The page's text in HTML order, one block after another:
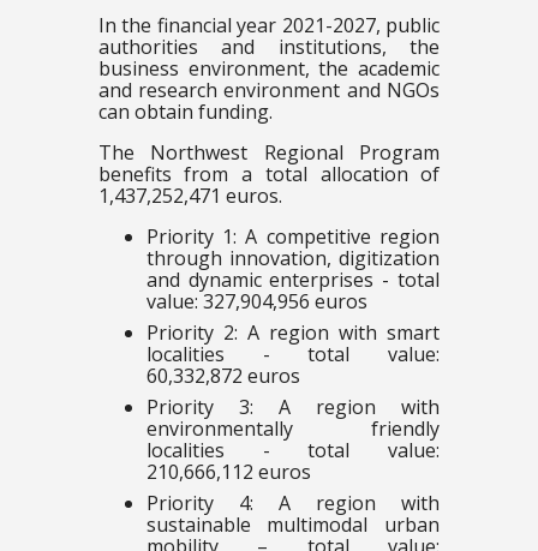
In the financial year 2021-2027, public
authorities and institutions, the
business environment, the academic
and research environment and NGOs
can obtain funding.
The Northwest Regional Program
benefits from a total allocation of
1,437,252,471 euros.
Priority 1: A competitive region
through innovation, digitization
and dynamic enterprises - total
value: 327,904,956 euros
Priority 2: A region with smart
localities - total value:
60,332,872 euros
Priority 3: A region with
environmentally friendly
localities - total value:
210,666,112 euros
Priority 4: A region with
sustainable multimodal urban